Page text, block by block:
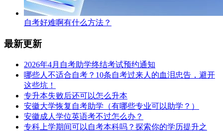
自考好难啊有什么方法？
最新更新
2026年4月自考助学终结考试预约通知
哪些人不适合自考？10条自考过来人的血泪忠告，避开
这些坑！
专升本失败后还可以怎么升本
安徽大学恢复自考助学（有哪些专业可以助学？）
安徽成人学位英语考不过怎么办？
专科上学期间可以自考本科吗？探索你的学历提升之